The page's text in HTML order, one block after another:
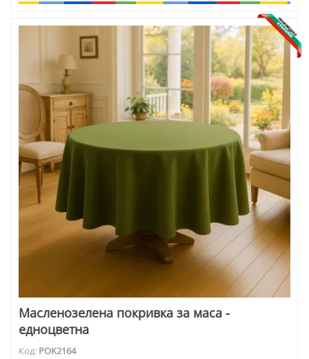
Масленозелена покривка за маса -
едноцветна
Код: POK2164